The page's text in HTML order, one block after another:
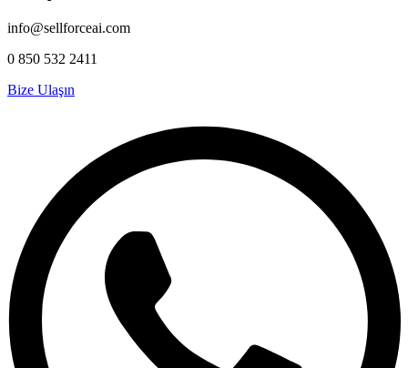
info@sellforceai.com
0 850 532 2411
Bize Ulaşın